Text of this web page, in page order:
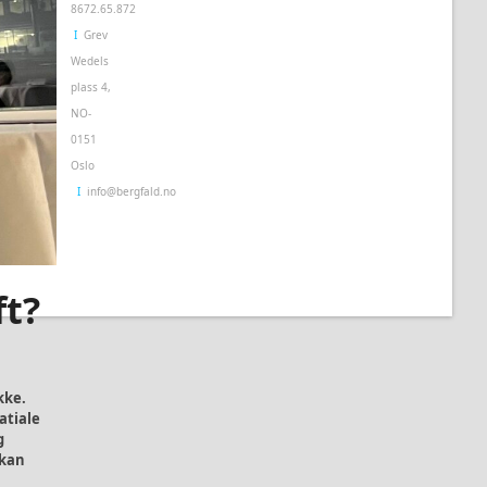
8672.65.872
Ι Grev
Wedels
plass 4,
NO-
0151
Oslo
Ι info@bergfald.no